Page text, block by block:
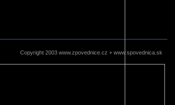
Copyright 2003 www.zpovednice.cz + www.spovednica.sk